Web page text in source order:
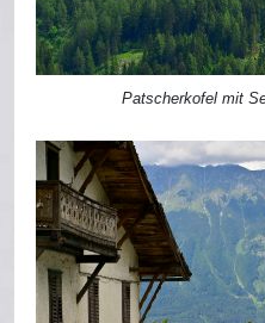
Patscherkofel mit